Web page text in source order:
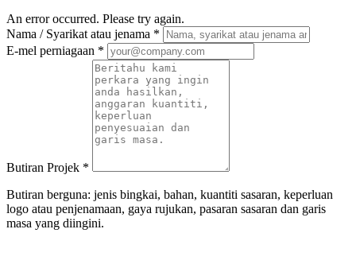
An error occurred. Please try again.
Nama / Syarikat atau jenama *
E-mel perniagaan *
Butiran Projek *
Butiran berguna: jenis bingkai, bahan, kuantiti sasaran, keperluan
logo atau penjenamaan, gaya rujukan, pasaran sasaran dan garis
masa yang diingini.